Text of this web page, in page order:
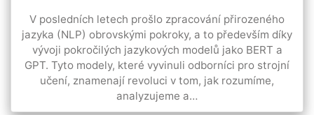
V posledních letech prošlo zpracování přirozeného
jazyka (NLP) obrovskými pokroky, a to především díky
vývoji pokročilých jazykových modelů jako BERT a
GPT. Tyto modely, které vyvinuli odborníci pro strojní
učení, znamenají revoluci v tom, jak rozumíme,
analyzujeme a…